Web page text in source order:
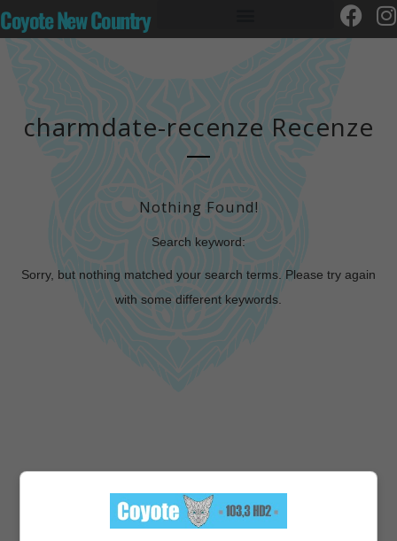
Coyote New Country
charmdate-recenze Recenze
Nothing Found!
Search keyword:
Sorry, but nothing matched your search terms. Please try again
with some different keywords.